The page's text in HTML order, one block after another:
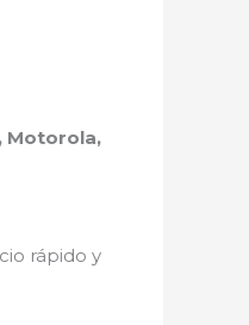
Motorola,
rápido y